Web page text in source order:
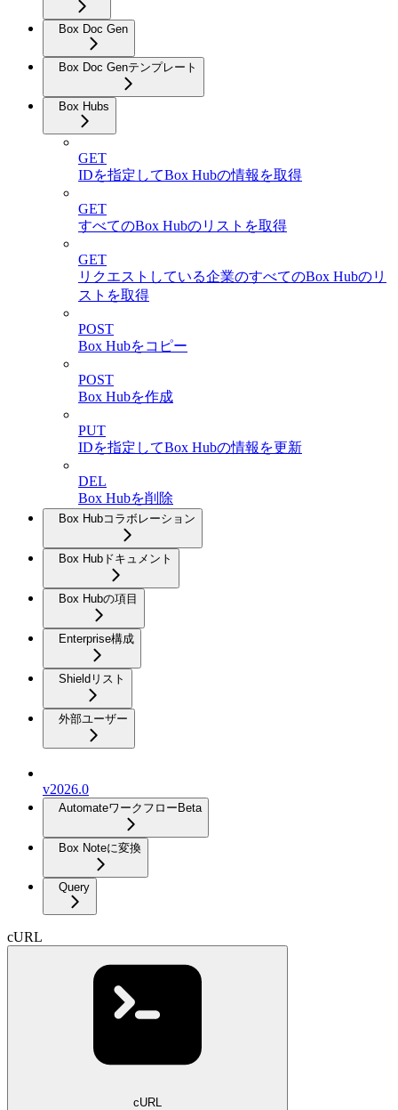
Box Doc Gen
Box Doc Genテンプレート
Box Hubs
GET
IDを指定してBox Hubの情報を取得
GET
すべてのBox Hubのリストを取得
GET
リクエストしている企業のすべてのBox Hubのリ
ストを取得
POST
Box Hubをコピー
POST
Box Hubを作成
PUT
IDを指定してBox Hubの情報を更新
DEL
Box Hubを削除
Box Hubコラボレーション
Box Hubドキュメント
Box Hubの項目
Enterprise構成
Shieldリスト
外部ユーザー
v2026.0
Automateワークフロー Beta
Box Noteに変換
Query
cURL
cURL